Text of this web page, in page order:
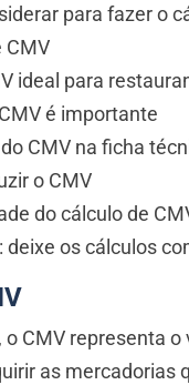
para fazer o
CMV
ideal para
é importante
CMV na ficha
o CMV
do cálculo de
deixe os cálculos
CMV representa o
as mercadorias